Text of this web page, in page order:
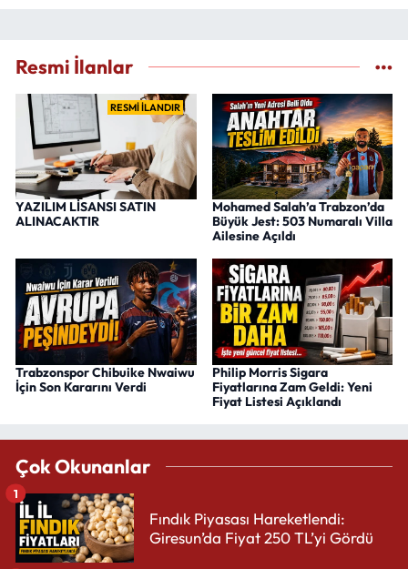
Resmi İlanlar
RESMİ İLANDIR
YAZILIM LİSANSI SATIN
ALINACAKTIR
Mohamed Salah’a Trabzon’da
Büyük Jest: 503 Numaralı Villa
Ailesine Açıldı
Trabzonspor Chibuike Nwaiwu
İçin Son Kararını Verdi
Philip Morris Sigara
Fiyatlarına Zam Geldi: Yeni
Fiyat Listesi Açıklandı
Çok Okunanlar
Fındık Piyasası Hareketlendi:
Giresun’da Fiyat 250 TL’yi Gördü
1